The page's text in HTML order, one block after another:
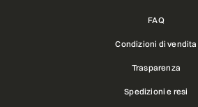
FAQ
Condizioni di vendita
Trasparenza
Spedizioni e resi